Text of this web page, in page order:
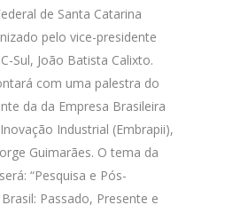
de Santa Catarina
pelo vice-presidente
Sul, João Batista Calixto.
com uma palestra do
da da Empresa Brasileira
Industrial (Embrapii),
Guimarães. O tema da
“Pesquisa e Pós-
Passado, Presente e